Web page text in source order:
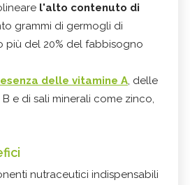
l'alto contenuto di
grammi di germogli di
più del 20% del fabbisogno
delle vitamine A, delle
e di sali minerali come zinco,
nutraceutici indispensabili